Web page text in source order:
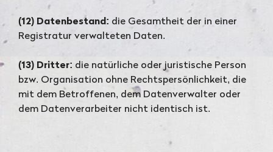
(12) Datenbestand: die Gesamtheit der in einer
Registratur verwalteten Daten.
(13) Dritter: die natürliche oder juristische Person
bzw. Organisation ohne Rechtspersönlichkeit, die
mit dem Betroffenen, dem Datenverwalter oder
dem Datenverarbeiter nicht identisch ist.